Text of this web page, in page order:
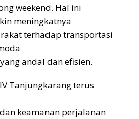
weekend. Hal ini
meningkatnya
terhadap transportasi
andal dan efisien.
Tanjungkarang terus
keamanan perjalanan